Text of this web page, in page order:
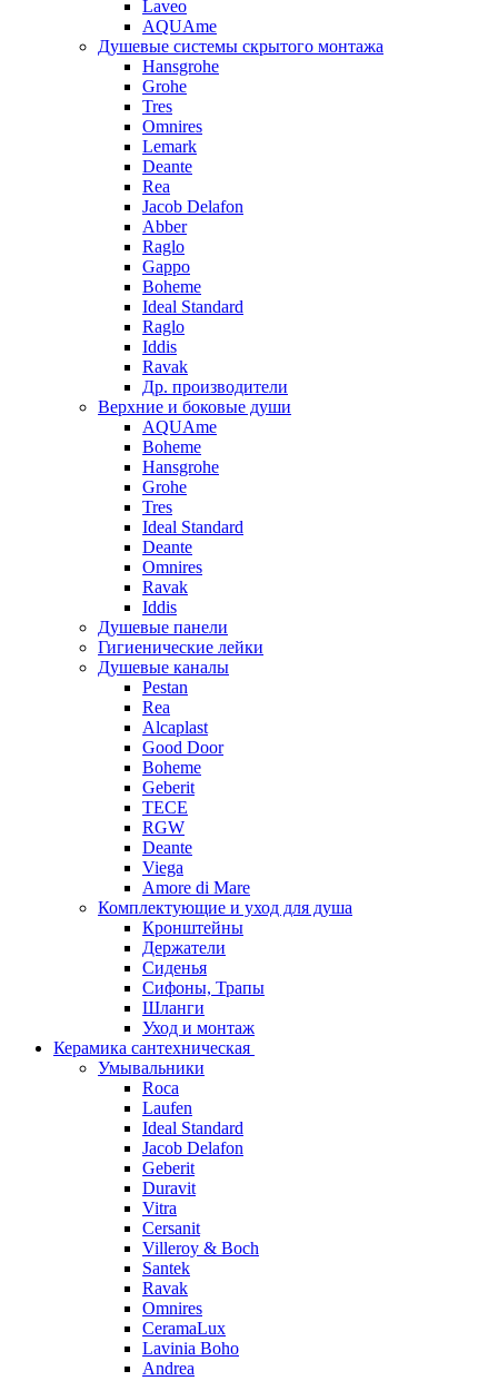
Laveo
AQUAme
Душевые системы скрытого монтажа
Hansgrohe
Grohe
Tres
Omnires
Lemark
Deante
Rea
Jacob Delafon
Abber
Raglo
Gappo
Boheme
Ideal Standard
Raglo
Iddis
Ravak
Др. производители
Верхние и боковые души
AQUAme
Boheme
Hansgrohe
Grohe
Tres
Ideal Standard
Deante
Omnires
Ravak
Iddis
Душевые панели
Гигиенические лейки
Душевые каналы
Pestan
Rea
Alcaplast
Good Door
Boheme
Geberit
TECE
RGW
Deante
Viega
Amore di Mare
Комплектующие и уход для душа
Кронштейны
Держатели
Сиденья
Сифоны, Трапы
Шланги
Уход и монтаж
Керамика сантехническая
Умывальники
Roca
Laufen
Ideal Standard
Jacob Delafon
Geberit
Duravit
Vitra
Cersanit
Villeroy & Boch
Santek
Ravak
Omnires
CeramaLux
Lavinia Boho
Andrea